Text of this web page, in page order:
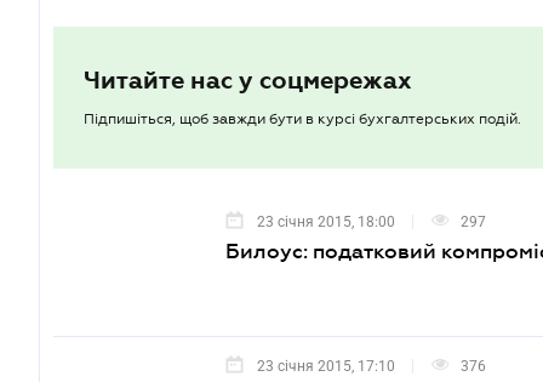
Читайте нас у соцмережах
Підпишіться, щоб завжди бути в курсі бухгалтерських подій.
23 січня 2015, 18:00 297
Билоус: податковий
23 січня 2015, 17:10 376